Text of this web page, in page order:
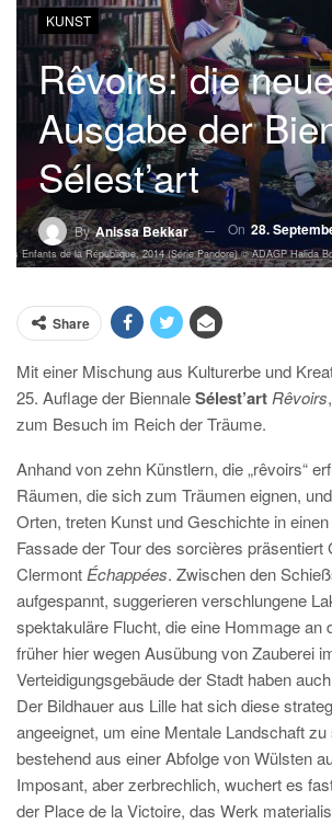
KUNST
Rêvoirs: die
Ausgabe der
Sélest’art
ByAnissa Bekkar On 28.
Enfants de la République, 2014 (Série Pandore) © ADAGP Halida
Share
Mit einer Mischung aus Kulturerbe und
25. Auflage der BiennaleSélest’art Rêvoirs
zum Besuch im Reich der Träume.
Anhand von zehn Künstlern, die „rêvoirs“
Räumen, die sich zum Träumen eignen,
Orten, treten Kunst und Geschichte in
Fassade der Tour des sorcières präsentiert
Clermont Échappées. Zwischen den
aufgespannt, suggerieren verschlungene
spektakuläre Flucht, die eine Hommage an
früher hier wegen Ausübung von Zauberei
Verteidigungsgebäude der Stadt haben
Der Bildhauer aus Lille hat sich diese
angeeignet, um eine Mentale Landschaft zu
bestehend aus einer Abfolge von Wülsten
Imposant, aber zerbrechlich, wuchert es
der Place de la Victoire, das Werk